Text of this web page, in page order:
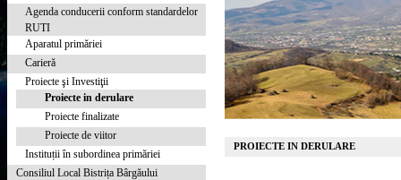
Agenda conducerii conform standardelor
RUTI
Aparatul primăriei
Carieră
Proiecte şi Investiţii
Proiecte in derulare
Proiecte finalizate
Proiecte de viitor
Instituții în subordinea primăriei
Consiliul Local Bistrița Bârgăului
PROIECTE IN DERULARE